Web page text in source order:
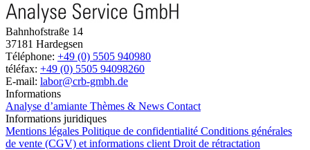
Bahnhofstraße 14
37181 Hardegsen
Téléphone: +49 (0) 5505 940980
téléfax: +49 (0) 5505 94098260
E-mail: labor@crb-gmbh.de
Informations
Analyse d’amiante Thèmes & News Contact
Informations juridiques
Mentions légales Politique de confidentialité Conditions générales
de vente (CGV) et informations client Droit de rétractation